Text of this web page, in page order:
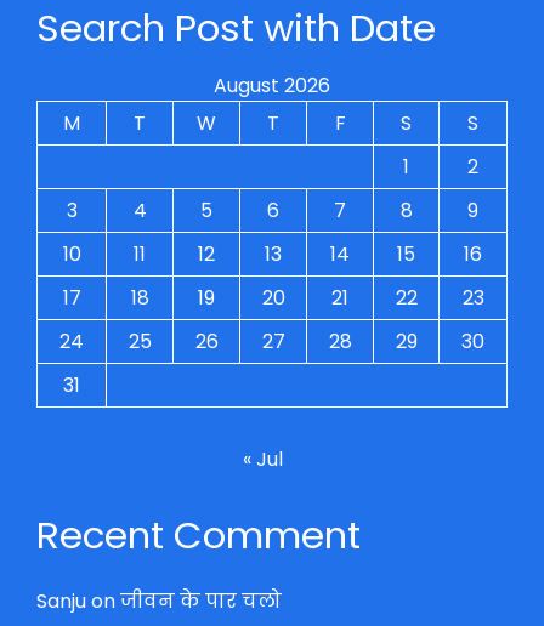
Search Post with Date
August 2026
M
T W T F S
S
1
2
3
4 5 6 7 8
9
10
11 12 13 14 15
16
17
18 19 20 21 22
23
24
25 26 27 28 29
30
31
« Jul
Recent Comment
Sanjuonजीवन के पार चलो